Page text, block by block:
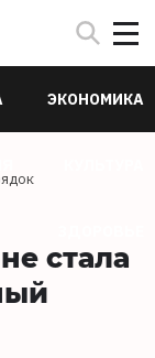
ЭКОНОМИКА
стала